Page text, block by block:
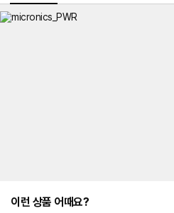
이런 상품 어때요?